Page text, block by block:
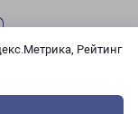
Рейтинг